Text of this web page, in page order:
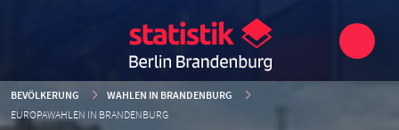
BEVÖLKERUNG
WAHLEN IN BRANDENBURG
EUROPAWAHLEN IN BRANDENBURG